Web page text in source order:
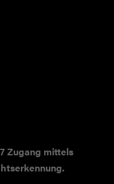
Zugang mittels